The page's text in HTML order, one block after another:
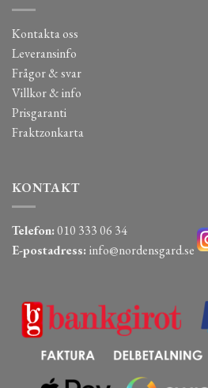
Kontakta oss
Leveransinfo
Frågor & svar
Villkor & info
Prisgaranti
Fraktzonkarta
KONTAKT
Telefon:010 333 06 34
E-postadress: info@nordensgard.se